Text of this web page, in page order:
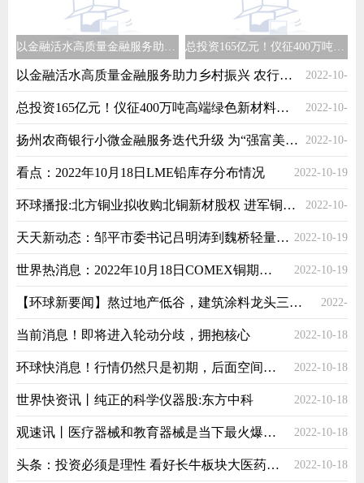
以金融活水高质量金融服务助力乡村振兴 农行高邮支行在行动 总投资165亿元！仪征400万吨高端绿色新材料一体化项目正式签约
以金融活水高质量金融服务助力乡村振兴 农行高邮支行在行动 2022-10-
19
总投资165亿元！仪征400万吨高端绿色新材料一体化项目正式签约 2022-10-
19
扬州农商银行小微金融服务迭代升级 为“强富美高”新扬州建设做出更大贡献 2022-10-
19
看点：2022年10月18日LME铅库存分布情况 2022-10-19
环球播报:北方铜业拟收购北铜新材股权 进军铜基新材料新兴产业 2022-10-
19
天天新动态：邹平市委书记吕明涛到魏桥轻量化基地调研 2022-10-19
世界热消息：2022年10月18日COMEX铜期货综述 2022-10-19
【环球新要闻】熬过地产低谷，建筑涂料龙头三棵树三季报净利预增300%，负债是隐忧 2022-
10-18
当前消息！即将进入轮动分歧，拥抱核心 2022-10-18
环球快消息！行情仍然只是初期，后面空间还很大 2022-10-18
世界快资讯丨纯正的科学仪器股:东方中科 2022-10-18
观速讯丨医疗器械和教育器械是当下最火爆的板块！ 2022-10-18
头条：投资必须是理性 看好长牛板块大医药同仁堂 2022-10-18